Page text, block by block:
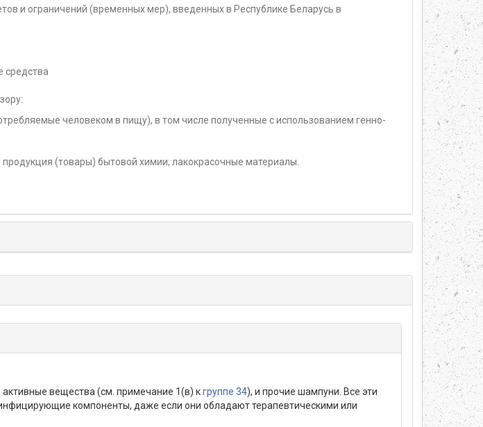
и ограничений (временных мер), введенных в Республике Беларусь в
средства
человеком в пищу), в том числе полученные с использованием генно-
(товары) бытовой химии, лакокрасочные материалы.
вещества (см. примечание 1(в) кгруппе 34), и прочие шампуни. Все эти
компоненты, даже если они обладают терапевтическими или